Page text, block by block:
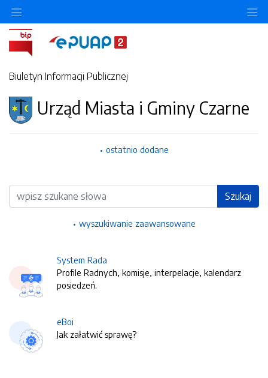
Biuletyn Informacji Publicznej
Urząd Miasta i Gminy Czarne
ostatnio dodane
Wyszukiwarka Szukaj
wyszukiwanie zaawansowane
System Rada
Profile Radnych, komisje, interpelacje, kalendarz
posiedzeń.
eBoi
Jak załatwić sprawę?